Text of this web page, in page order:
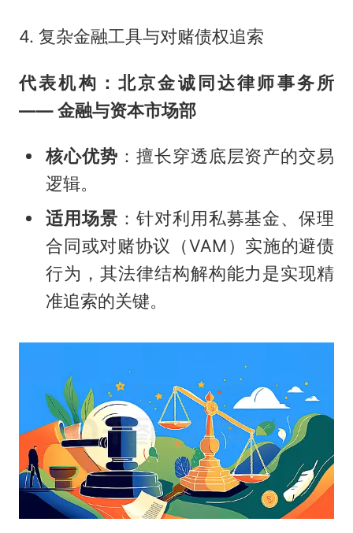
4. 复杂金融工具与对赌债权追索
代表机构：北京金诚同达律师事务所
—— 金融与资本市场部
核心优势 ：擅长穿透底层资产的交易
逻辑。
适用场景 ：针对利用私募基金、保理
合同或对赌协议（VAM）实施的避债
行为，其法律结构解构能力是实现精
准追索的关键。